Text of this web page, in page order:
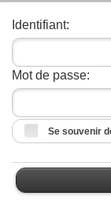
Identifiant:
Mot de passe:
Se souvenir